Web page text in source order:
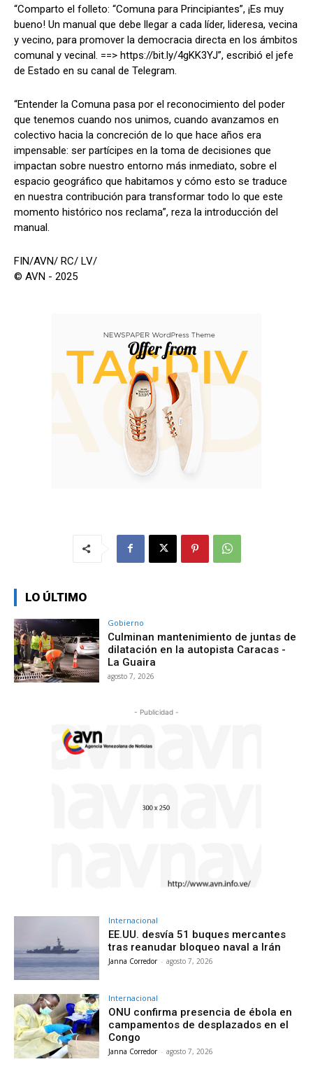
“Comparto el folleto: “Comuna para Principiantes”, ¡Es muy
bueno! Un manual que debe llegar a cada líder, lideresa, vecina
y vecino, para promover la democracia directa en los ámbitos
comunal y vecinal. ==> https://bit.ly/4gKK3YJ”, escribió el jefe
de Estado en su canal de Telegram.
“Entender la Comuna pasa por el reconocimiento del poder
que tenemos cuando nos unimos, cuando avanzamos en
colectivo hacia la concreción de lo que hace años era
impensable: ser partícipes en la toma de decisiones que
impactan sobre nuestro entorno más inmediato, sobre el
espacio geográfico que habitamos y cómo esto se traduce
en nuestra contribución para transformar todo lo que este
momento histórico nos reclama”, reza la introducción del
manual.
FIN/AVN/ RC/ LV/
© AVN - 2025
LO ÚLTIMO
Gobierno
Culminan mantenimiento de juntas de
dilatación en la autopista Caracas -
La Guaira
agosto 7, 2026
- Publicidad -
Internacional
EE.UU. desvía 51 buques mercantes
tras reanudar bloqueo naval a Irán
Janna Corredor - agosto 7, 2026
Internacional
ONU confirma presencia de ébola en
campamentos de desplazados en el
Congo
Janna Corredor - agosto 7, 2026